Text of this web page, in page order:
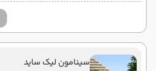
سینامون لیک ساید